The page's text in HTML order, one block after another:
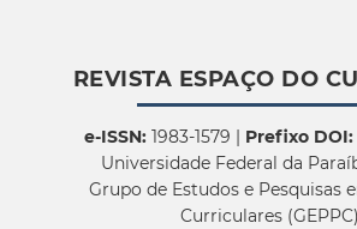
REVISTA ESPAÇO DO
e-ISSN:1983-1579 | Prefixo DOI:
Universidade Federal da
Grupo de Estudos e Pesquisas
Curriculares (GEPPC)